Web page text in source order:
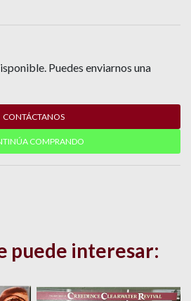
Puedes enviarnos una
CONTÁCTANOS
COMPRANDO
puede interesar: